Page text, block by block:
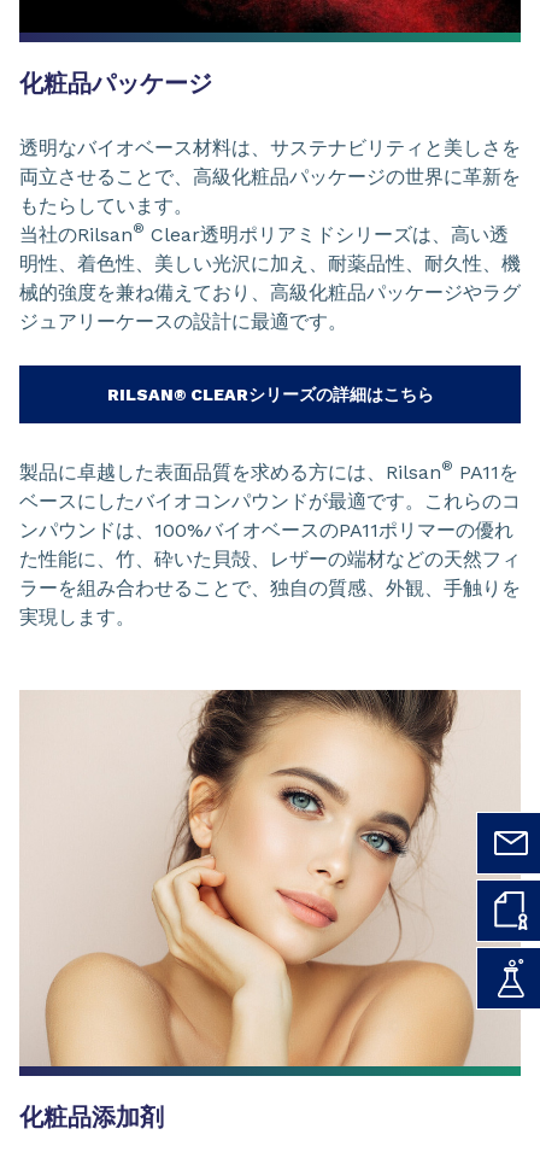
化粧品パッケージ
透明なバイオベース材料は、サステナビリティと美しさを
両立させることで、高級化粧品パッケージの世界に革新を
もたらしています。
当社のRilsan® Clear透明ポリアミドシリーズは、高い透
明性、着色性、美しい光沢に加え、耐薬品性、耐久性、機
械的強度を兼ね備えており、高級化粧品パッケージやラグ
ジュアリーケースの設計に最適です。
RILSAN® CLEARシリーズの詳細はこちら
製品に卓越した表面品質を求める方には、Rilsan® PA11を
ベースにしたバイオコンパウンドが最適です。これらのコ
ンパウンドは、100%バイオベースのPA11ポリマーの優れ
た性能に、竹、砕いた貝殻、レザーの端材などの天然フィ
ラーを組み合わせることで、独自の質感、外観、手触りを
実現します。
化粧品添加剤